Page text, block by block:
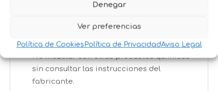
Denegar
Ver preferencias
Política de Cookies Política de PrivacidadAviso Legal
aplicación para asegurar que se
encuentra en el rango óptimo.
No mezclar con otros productos químicos
sin consultar las instrucciones del
fabricante.​